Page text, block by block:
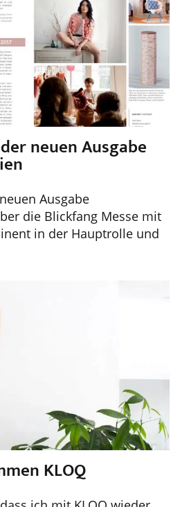
neuen Ausgabe
Ausgabe
die Blickfang Messe mit
in der Hauptrolle und
KLOQ